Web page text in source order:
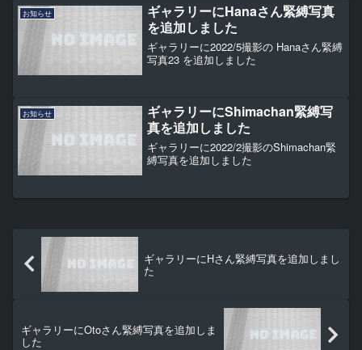
お知らせ
ギャラリーにHanaさん緊縛写真
を追加しました
ギャラリーに2022/5撮影の Hanaさん緊縛
写真23 を追加しました
お知らせ
ギャラリーにShimachan緊縛写
真を追加しました
ギャラリーに2022/2撮影のShimachan緊
縛写真を追加しました
ギャラリーにHさん緊縛写真を追加しまし
た
ギャラリーにOtoさん緊縛写真を追加しま
した